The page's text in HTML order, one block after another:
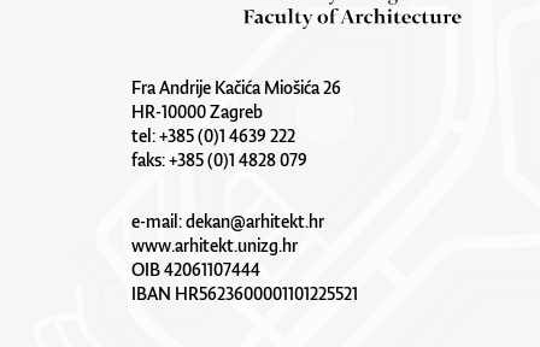
Fra Andrije Kačića Miošića 26
HR-10000 Zagreb
tel: +385 (0)1 4639 222
faks: +385 (0)1 4828 079
e-mail:dekan@arhitekt.hr
www.arhitekt.unizg.hr
OIB 42061107444
IBAN HR5623600001101225521